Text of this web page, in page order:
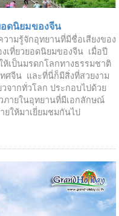
อดนิยมของจีน
มรู้จักอุทยานที่มีชื่อเสียงของ
เที่ยวยอดนิยมของจีน เมื่อปี
ห้เป็นมรดกโลกทางธรรมชาติ
ศจีน และที่นี่ก็มีสิ่งที่สวยงาม
จากทั่วโลก ประกอบไปด้วย
ภายในอุทยานที่มีเอกลักษณ์
ให้มาเยี่ยมชมกันไป